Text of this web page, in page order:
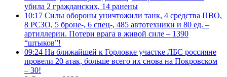
убила 2 гражданских, 14 ранены
10:17 Силы обороны уничтожили танк, 4 средства ПВО,
8 РСЗО, 5 броне-, 6 спец-, 485 автотехники и 80 ед. –
артиллерии. Потери врага в живой силе – 1390
“штыков”!
09:24 На ближайшей к Горловке участке ЛБС россияне
провели 20 атак, больше всего их снова на Покровском
– 30!